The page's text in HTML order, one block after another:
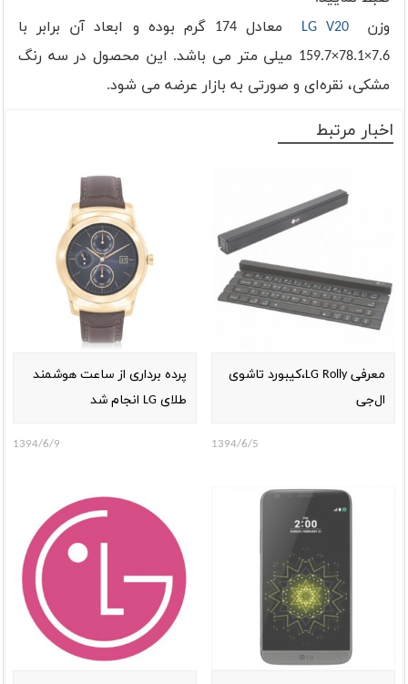
وزنLG V20
معادل 174 گرم بوده و ابعاد آن برابر با
7.6×78.1×159.7 میلی متر می باشد. این محصول در سه رنگ
مشکی، نقره‌ای و صورتی به بازار عرضه می شود.
اخبار مرتبط
معرفی LG Rolly،کیبورد تاشوی
ال‌جی
1394/6/5
پرده برداری از ساعت هوشمند
طلای LG انجام شد
1394/6/9